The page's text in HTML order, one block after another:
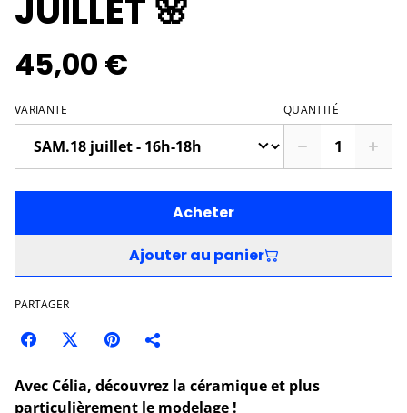
JUILLET 🌸
45,00 €
VARIANTE QUANTITÉ
Acheter
Ajouter au panier
PARTAGER
Avec Célia, découvrez la céramique et plus
particulièrement le modelage !